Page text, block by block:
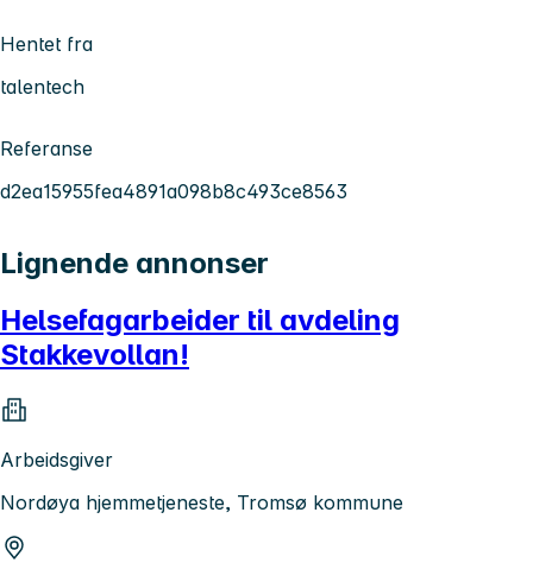
Hentet fra
talentech
Referanse
d2ea15955fea4891a098b8c493ce8563
Lignende annonser
Helsefagarbeider til avdeling
Stakkevollan!
Arbeidsgiver
Nordøya hjemmetjeneste, Tromsø kommune